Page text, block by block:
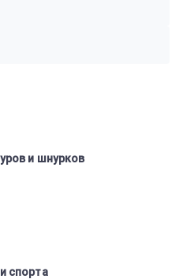
и шнурков
спорта